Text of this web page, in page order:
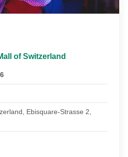
of Switzerland
Ebisquare-Strasse 2,